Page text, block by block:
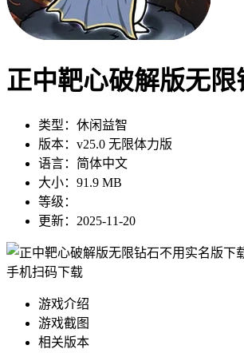
正中靶心破解版无
类型： 休闲益智
版本： v25.0 无限体力版
语言： 简体中文
大小： 91.9 MB
等级：
更新： 2025-11-20
手机扫码下载
游戏介绍
游戏截图
相关版本